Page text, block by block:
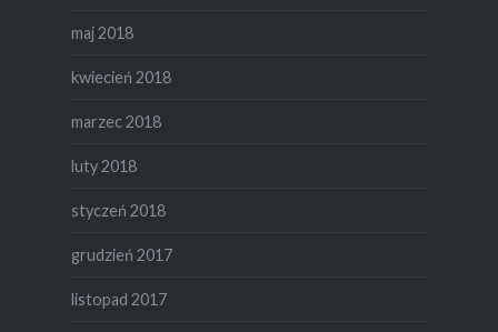
maj 2018
kwiecień 2018
marzec 2018
luty 2018
styczeń 2018
grudzień 2017
listopad 2017